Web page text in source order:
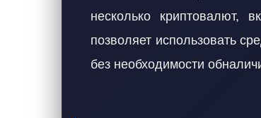
несколько криптовалют,
позволяет использовать
без необходимости